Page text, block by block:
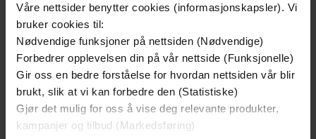
Våre nettsider benytter cookies (informasjonskapsler). Vi
bruker cookies til:
Nødvendige funksjoner på nettsiden (Nødvendige)
Forbedrer opplevelsen din på vår nettside (Funksjonelle)
Gir oss en bedre forståelse for hvordan nettsiden vår blir
brukt, slik at vi kan forbedre den (Statistiske)
Gjør det mulig for oss å vise deg relevante produkter,
kampanjer og tilbud (Markedsføring)